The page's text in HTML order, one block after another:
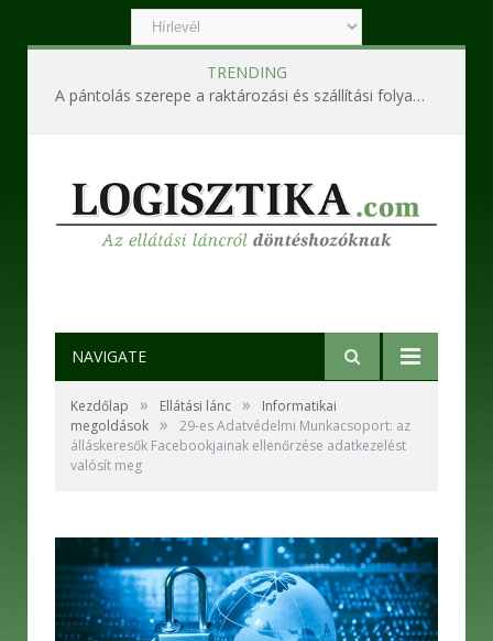
TRENDING
A pántolás szerepe a raktározási és szállítási folyamatokban
NAVIGATE
Kezdőlap » Ellátási lánc »
Informatikai
megoldások »
29-es Adatvédelmi Munkacsoport: az
álláskeresők Facebookjainak ellenőrzése adatkezelést
valósít meg